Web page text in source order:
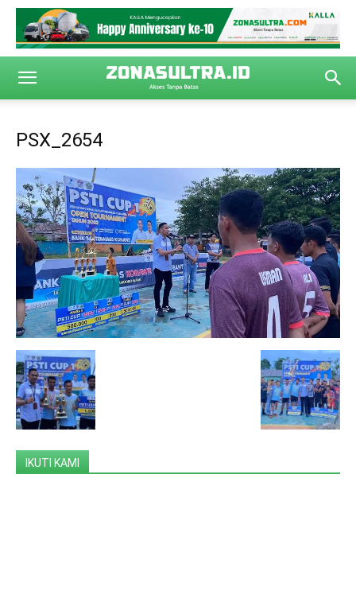
PSX_2654
IKUTI KAMI